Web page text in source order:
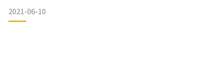
護自然生態，大家可以選用海洋友善的物理防曬。物理防曬的
有效成份二氧化鈦及氧化鋅能夠將陽光反射及散射，從而保護
2021-06-10